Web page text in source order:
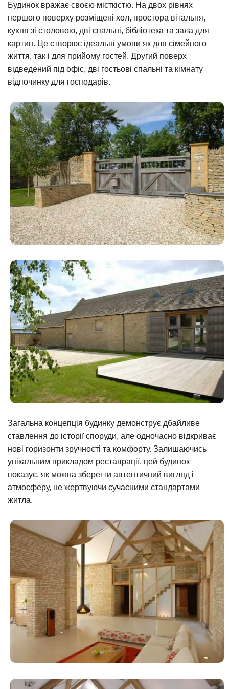
Будинок вражає своєю місткістю. На двох рівнях
першого поверху розміщені хол, простора вітальня,
кухня зі столовою, дві спальні, бібліотека та зала для
картин. Це створює ідеальні умови як для сімейного
життя, так і для прийому гостей. Другий поверх
відведений під офіс, дві гостьові спальні та кімнату
відпочинку для господарів.
Загальна концепція будинку демонструє дбайливе
ставлення до історії споруди, але одночасно відкриває
нові горизонти зручності та комфорту. Залишаючись
унікальним прикладом реставрації, цей будинок
показує, як можна зберегти автентичний вигляд і
атмосферу, не жертвуючи сучасними стандартами
житла.